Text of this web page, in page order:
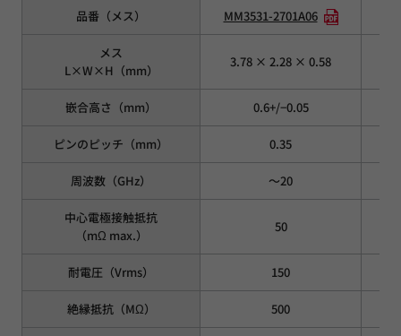
品番（メス） MM3531-2701A06
メス
L×W×H（mm）
3.78 × 2.28 × 0.58
嵌合高さ（mm） 0.6+/−0.05
ピンのピッチ（mm） 0.35
周波数（GHz） ～20
中心電極接触抵抗
（mΩ max.）
50
耐電圧（Vrms） 150
絶縁抵抗（MΩ） 500